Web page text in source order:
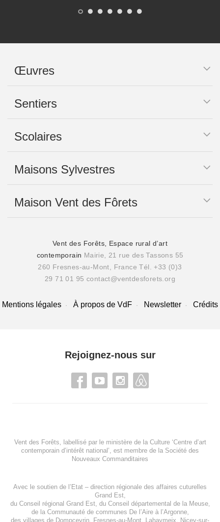
Œuvres
Sentiers
Scolaires
Maisons Sylvestres
Maison Vent des Fôrets
Vent des Forêts, Espace rural d’art
contemporain Mairie, 21 rue des Tassons 55
260 Fresnes-au-Mont, France Tél. +33 (0)3
29 71 01 95 contact@ventdesforets.org
Mentions légales À propos de VdF Newsletter Crédits
Rejoignez-nous sur
Vent des Forêts, labellisé par le ministère de la Culture ‘Centre d’art
contemporain d’intérêt national’, est membre de la Société des
Nouveaux Commanditaires
Avec le soutien de l’Etat – direction régionale des affaires cuturelles
Grand Est,
du Conseil régional Grand Est, du Conseil départemental de la Meuse,
de la Communauté de communes De l’Aire à l’Argonne,
des villages de Dompcevrin Fresnes-au-Mont Lahaymeix
Nicey-sur-